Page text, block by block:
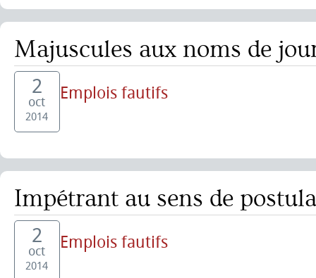
Majuscules aux noms de
2
oct
2014
Emplois fautifs
Impétrant au sens de
2
oct
2014
Emplois fautifs